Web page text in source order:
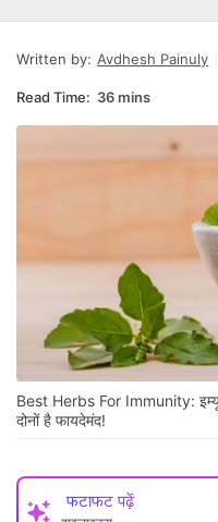
Written by: Avdhesh Painuly
Read Time: 36 mins
Best Herbs For Immunity:
दोनों है फायदेमंद!
फटाफट पढ़ें